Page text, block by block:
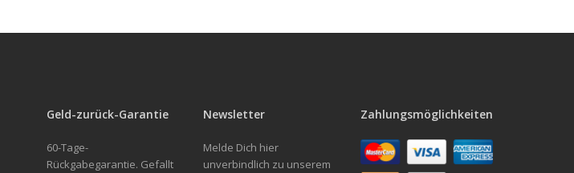
Geld-zurück-Garantie
60-Tage-
Rückgabegarantie. Gefallt
Newsletter
Melde Dich hier
unverbindlich zu unserem
Zahlungsmöglichkeiten